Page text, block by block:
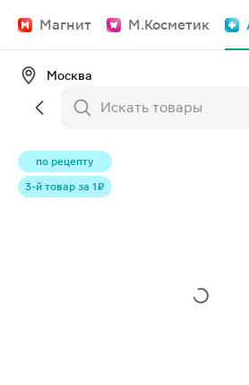
Магнит М.Косметик
Москва
по рецепту
3-й товар за 1 ₽